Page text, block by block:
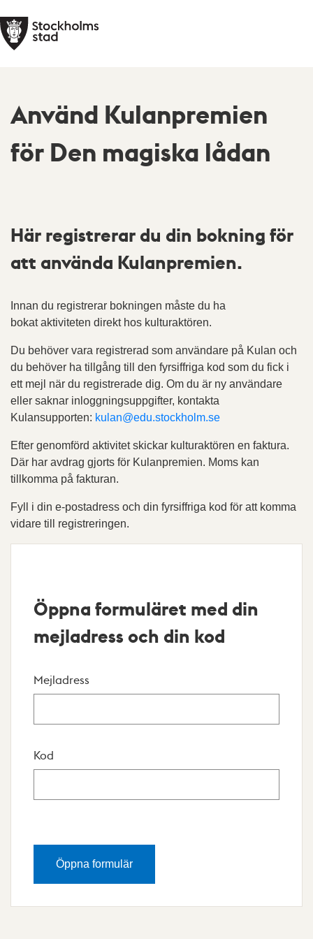
Använd Kulanpremien
för Den magiska lådan
Här registrerar du din bokning för
att använda Kulanpremien.
Innan du registrerar bokningen måste du ha
bokat aktiviteten direkt hos kulturaktören.
Du behöver vara registrerad som användare på Kulan och
du behöver ha tillgång till den fyrsiffriga kod som du fick i
ett mejl när du registrerade dig. Om du är ny användare
eller saknar inloggningsuppgifter, kontakta
Kulansupporten: kulan@edu.stockholm.se
Efter genomförd aktivitet skickar kulturaktören en faktura.
Där har avdrag gjorts för Kulanpremien. Moms kan
tillkomma på fakturan.
Fyll i din e-postadress och din fyrsiffriga kod för att komma
vidare till registreringen.
Öppna formuläret med din
mejladress och din kod
Mejladress
Kod